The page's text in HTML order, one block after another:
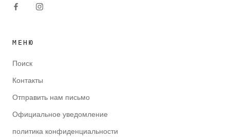
МЕНЮ
Поиск
Контакты
Отправить нам письмо
Официальное уведомление
политика конфиденциальности